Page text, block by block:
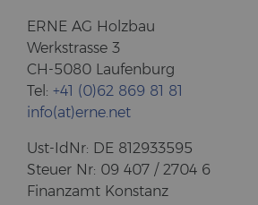
ERNE AG Holz­bau
Werk­stras­se 3
CH-5080 Lau­fen­burg
Tel: +41 (0)62 869 81 81
info(at)erne.net
Ust-​IdNr: DE 812933595
Steu­er Nr: 09 407 / 2704 6
Fi­nanz­amt Kon­stanz